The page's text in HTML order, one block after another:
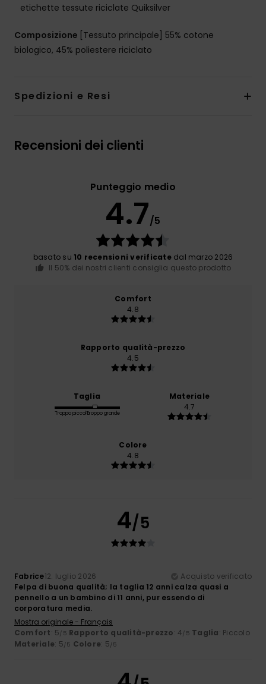
etichette tessute riciclate Quiksilver
Composizione [Tessuto principale] 55% cotone
biologico, 45% poliestere riciclato
Spedizioni e Resi
Recensioni dei clienti
Punteggio medio
4.7/5
basato su 10 recensioni verificatedal marzo 2026
Il 50% dei nostri clienti consiglia questo prodotto
Comfort
4.8
Rapporto qualità-prezzo
4.5
Taglia
Troppo piccoloTroppo grande
Materiale
4.7
Colore
4.8
4/5
Fabrice12. luglio 2026
Acquisto verificato
Felpa di buona qualità; la taglia 12 anni calza quasi a
pennello a un bambino di 11 anni, pur essendo di
corporatura media.
Mostra originale - Français
Comfort: 5/5 Rapporto qualità-prezzo: 4/5 Taglia: Piccolo
Materiale: 5/5 Colore: 5/5